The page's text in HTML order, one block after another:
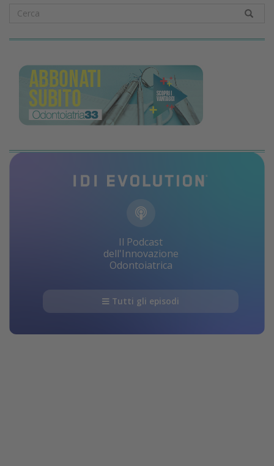
Il Podcast
dell'Innovazione
Odontoiatrica
Tutti gli episodi